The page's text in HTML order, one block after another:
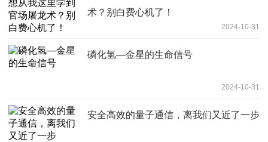
术？别白费心机了！
2024-10-31
磷化氢—金星的生命信号
2024-10-31
安全高效的量子通信，离我们又近了一步